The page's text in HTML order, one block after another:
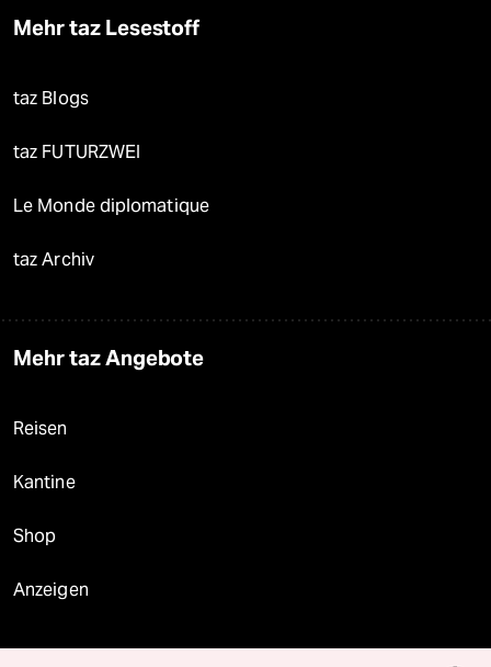
Mehr taz Lesestoff
taz Blogs
taz FUTURZWEI
Le Monde diplomatique
taz Archiv
Mehr taz Angebote
Reisen
Kantine
Shop
Anzeigen